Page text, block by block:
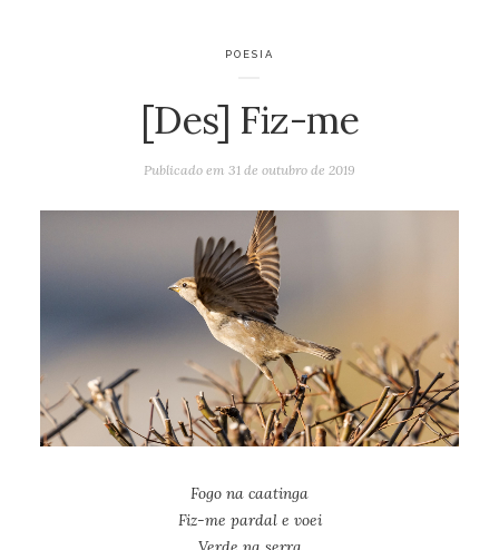
POESIA
[Des] Fiz-me
Publicado em 31 de outubro de 2019
Fogo na caatinga
Fiz-me pardal e voei